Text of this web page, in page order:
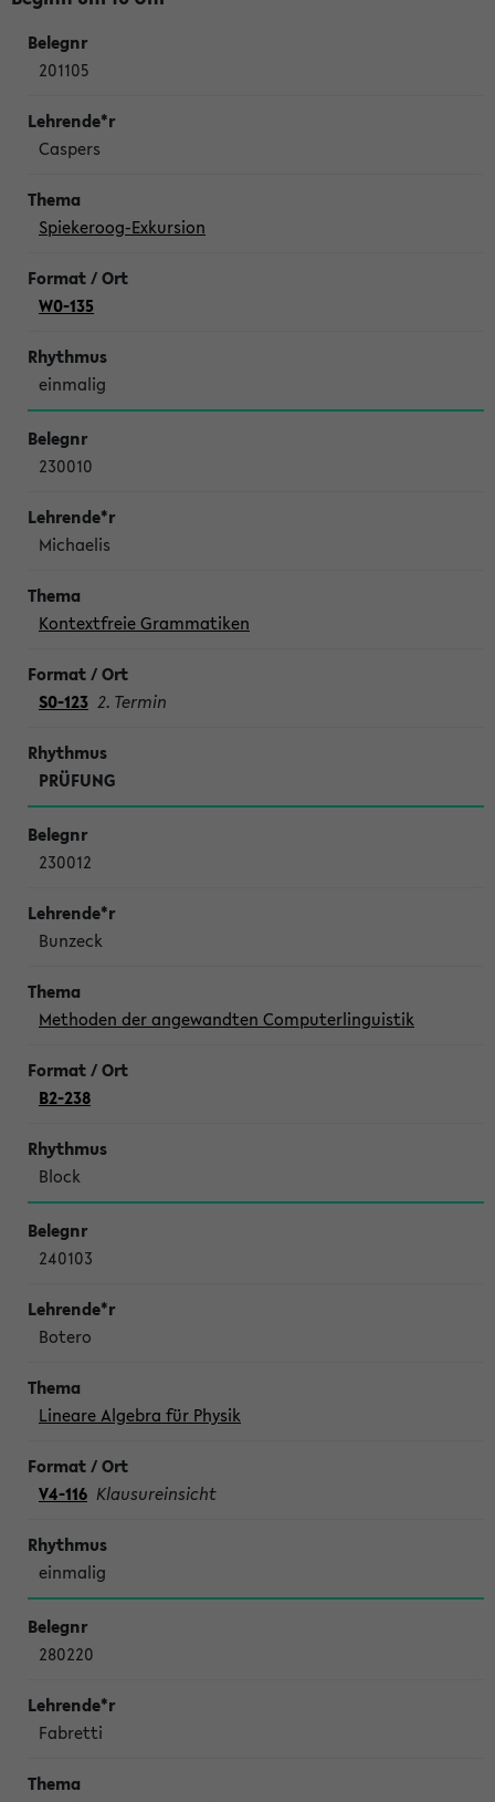
201105
Caspers
Spiekeroog-Exkursion
W0-135
einmalig
230010
Michaelis
Kontextfreie Grammatiken
S0-123 2. Termin
PRÜFUNG
230012
Bunzeck
Methoden der angewandten Computerlinguistik
B2-238
Block
240103
Botero
Lineare Algebra für Physik
V4-116 Klausureinsicht
einmalig
280220
Fabretti